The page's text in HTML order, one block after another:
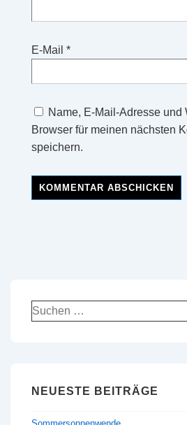
E-Mail *
Name, E-Mail-Adresse und
Browser für meinen nächsten
speichern.
Suchen
nach:
NEUESTE BEITRÄGE